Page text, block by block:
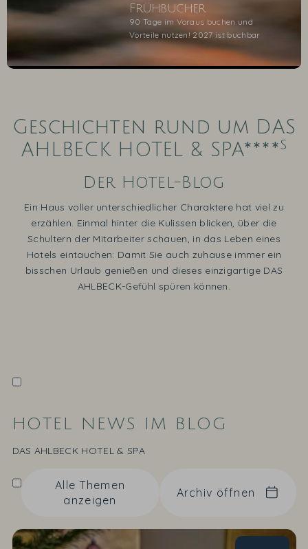
Frühbucher
90 Tage im Voraus buchen und
Vorteile nutzen! 2027 ist buchbar
Geschichten rund um DAS
AHLBECK HOTEL & SPA****s
Der Hotel-Blog
Ein Haus voller unterschiedlicher Charaktere hat viel zu
erzählen. Einmal hinter die Kulissen blicken, über die
Schultern der Mitarbeiter schauen, in das Leben eines
Hotels eintauchen: Damit Sie auch zuhause immer ein
bisschen Urlaub genießen und dieses einzigartige DAS
AHLBECK-Gefühl spüren können.
HOTEL NEWS IM BLOG
DAS AHLBECK HOTEL & SPA
Alle Themen
anzeigen
Archiv öffnen